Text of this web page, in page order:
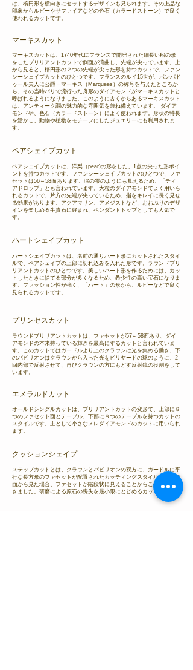
は、楕円形を横向きにセットするデザインも見られます。その上品な
印象からルビーやサファイアなどの色石（カラードストーン）で良く
使われるカットです。
マーキスカット
マーキスカットは、1740年代にフランスで開発された細長い船の形
をしたブリリアントカットで側面が湾曲し、先端が尖っています。上
から見ると、楕円形の２つの先端が尖った形を持つカットで、ファン
シーシェイプカットのひとつです。フランスのルイ15世が、ポンパド
ゥール夫人に公爵＝マーキス（Marquees）の称号を与えたところか
ら、その当時パリで流行った舟形のダイアモンドがマーキスカットと
呼ばれるようになりました。このように古くからあるマーキスカット
は、アンティーク調の魅力的な雰囲気を兼ね備えています。 ダイア
モンドや、色石（カラードストーン）によく使われます。形状の特長
を活かし、動物や植物をモチーフにしたジュエリーにも利用されま
す。
ペアシェイプカット
ペアシェイプカットは、洋梨（pear)の形をした、1点の尖った形ポイ
ントを持つカットです。ファンシーシェイプカットのひとつで、ファ
セットは56～58面あります。涙の雫のようにも見えるため、「ティ
アドロップ」とも言われています。大粒のダイアモンドでよく用いら
れるカットで、片方の先端が尖っているため、指をキレイに長く見せ
る効果があります。アクアマリン、アメジストなど、おおぶりのデザ
インを楽しめる半貴石に好まれ、ペンダントトップとしても人気で
す。
ハートシェイプカット
ハートシェイプカットは、名前の通りハート形にカットされたスタイ
ルで、ペアシェイプの上部に切れ込みを入れた形です。ラウンドブリ
リアントカットのひとつです。美しいハート形を作るためには、カッ
トしたときに捨てる部分が多くなるため、希少性の高い宝石になりま
す。ファッション性が強く、「ハート」の形から、ルビーなどで良く
見られるカットです。
プリンセスカット
ラウンドブリリアントカットは、ファセットが57～58面あり、ダイ
アモンドの本来持っている輝きを最高にするカットと言われていま
す。このカットではガードルより上のクラウンは光を集める働き、下
のパビリオンはクラウンから入った光をビリヤードの球のように、2
回内部で反射させて、再びクラウンの方にもどす反射鏡の役割をして
います。
エメラルドカット
オールドシングルカットは、ブリリアントカットの変形で、上部に８
つのファセット面とテーブル、下部に８つのテーブルを持つカットの
スタイルです。主として小さなメレダイアモンドのカットに用いられ
ます。
クッションシェイプ
ステップカットとは、クラウンとパビリオンの双方に、ガードルに平
行な長方形のファセットが配置されたカッティングスタイルです。側
面から見た場合、ファセットが階段状に見えることからこの名前がつ
きました。研磨による原石の喪失を最小限にとどめるカットです。